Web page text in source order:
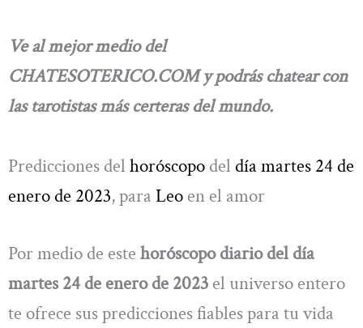
Ve al mejor medio del
CHATESOTERICO.COM y podrás chatear con
las tarotistas más certeras del mundo.
Predicciones del horóscopo del día martes 24 de
enero de 2023, para Leo en el amor
Por medio de este horóscopo diario del día
martes 24 de enero de 2023 el universo entero
te ofrece sus predicciones fiables para tu vida